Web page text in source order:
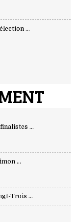
...
...
...
Trois ...